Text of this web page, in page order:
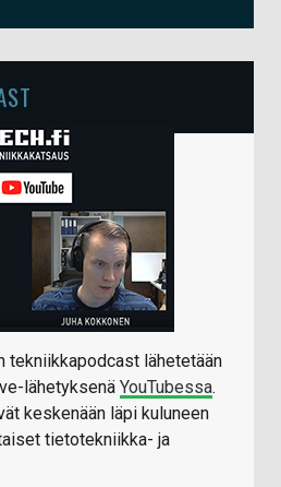
tekniikkapodcast lähetetään
lähetyksenä YouTubessa.
keskenään läpi kuluneen
tietotekniikka- ja